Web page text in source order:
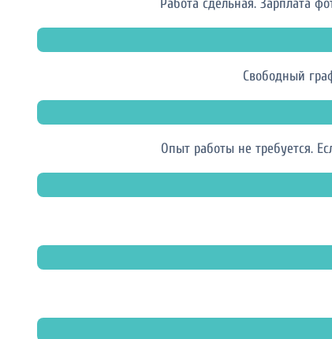
Работа сдельная. Зарплата
Свободный
Опыт работы не требуется.